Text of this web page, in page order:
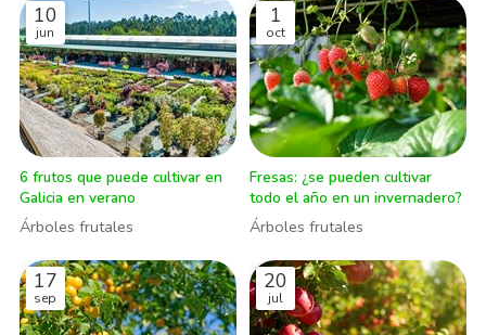
10
jun
6 frutos que puede cultivar en
Galicia en verano
Árboles frutales
1
oct
Fresas: ¿se pueden cultivar
todo el año en un invernadero?
Árboles frutales
17
sep
20
jul